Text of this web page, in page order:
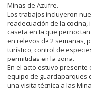
Minas de Azufre.
Los trabajos incluyeron
readecuación de la cocina,
caseta en la que
en relevos de 2 semanas,
turístico, control de
permitidas en la zona.
En el acto estuvo presente
equipo de guardaparques
una visita técnica a las